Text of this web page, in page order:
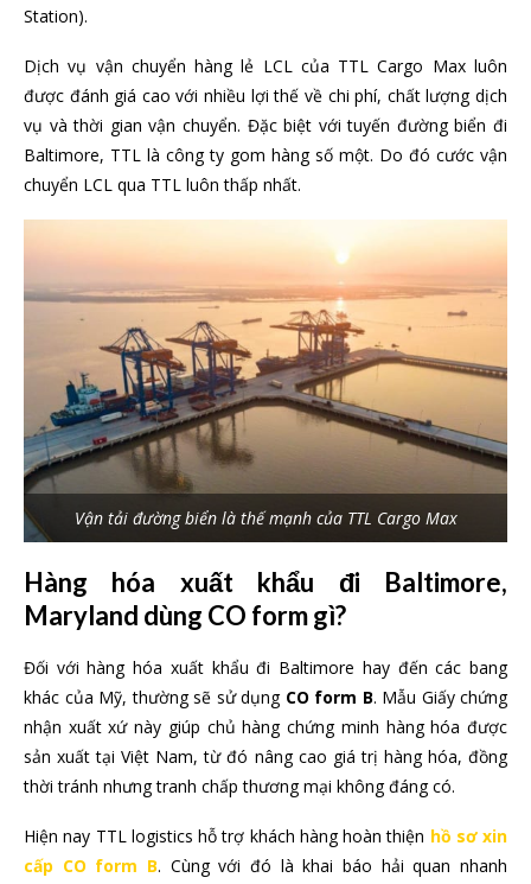
Station).
Dịch vụ vận chuyển hàng lẻ LCL của TTL Cargo Max luôn
được đánh giá cao với nhiều lợi thế về chi phí, chất lượng dịch
vụ và thời gian vận chuyển. Đặc biệt với tuyến đường biển đi
Baltimore, TTL là công ty gom hàng số một. Do đó cước vận
chuyển LCL qua TTL luôn thấp nhất.
Vận tải đường biển là thế mạnh của TTL Cargo Max
Hàng hóa xuất khẩu đi Baltimore,
Maryland dùng CO form gì?
Đối với hàng hóa xuất khẩu đi Baltimore hay đến các bang
khác của Mỹ, thường sẽ sử dụng CO form B. Mẫu Giấy chứng
nhận xuất xứ này giúp chủ hàng chứng minh hàng hóa được
sản xuất tại Việt Nam, từ đó nâng cao giá trị hàng hóa, đồng
thời tránh nhưng tranh chấp thương mại không đáng có.
Hiện nay TTL logistics hỗ trợ khách hàng hoàn thiện hồ sơ xin
cấp CO form B. Cùng với đó là khai báo hải quan nhanh